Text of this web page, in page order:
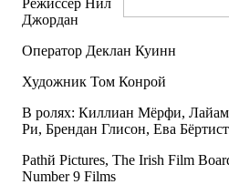
Режиссер Нил
Джордан
Оператор Деклан Куинн
Художник Том Конрой
В ролях: Киллиан Мёрфи,
Ри, Брендан Глисон, Ева
Pathй Pictures, The Irish Film
Number 9 Films